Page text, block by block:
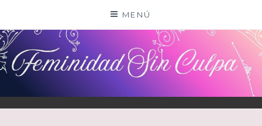
contenido
MENÚ